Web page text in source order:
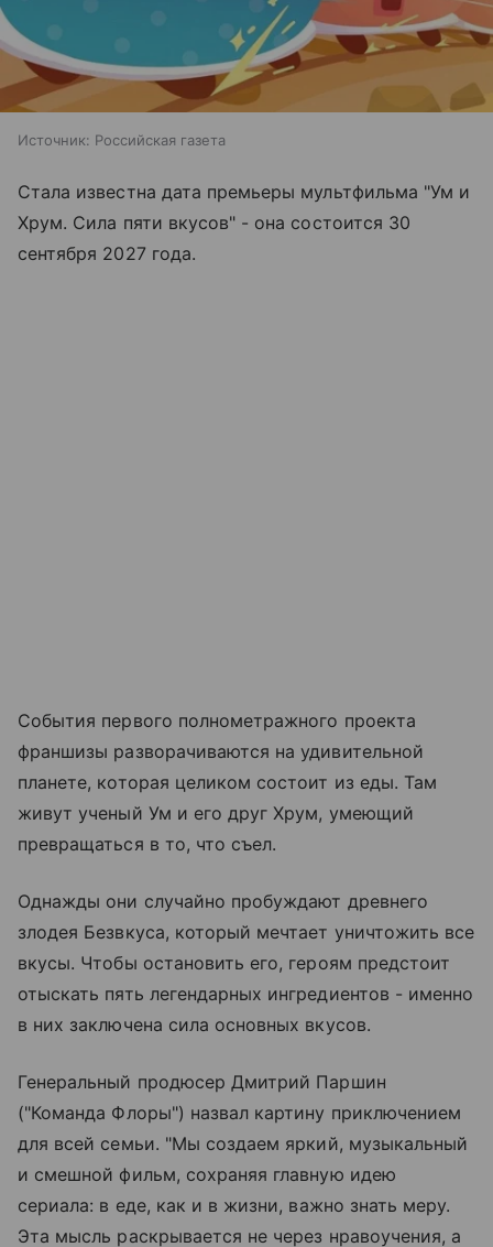
Источник: Российская газета
Стала известна дата премьеры мультфильма "Ум и
Хрум. Сила пяти вкусов" - она состоится 30
сентября 2027 года.
События первого полнометражного проекта
франшизы разворачиваются на удивительной
планете, которая целиком состоит из еды. Там
живут ученый Ум и его друг Хрум, умеющий
превращаться в то, что съел.
Однажды они случайно пробуждают древнего
злодея Безвкуса, который мечтает уничтожить все
вкусы. Чтобы остановить его, героям предстоит
отыскать пять легендарных ингредиентов - именно
в них заключена сила основных вкусов.
Генеральный продюсер Дмитрий Паршин
("Команда Флоры") назвал картину приключением
для всей семьи. "Мы создаем яркий, музыкальный
и смешной фильм, сохраняя главную идею
сериала: в еде, как и в жизни, важно знать меру.
Эта мысль раскрывается не через нравоучения, а